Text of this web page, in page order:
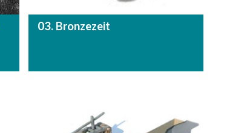
03. Bronzezeit